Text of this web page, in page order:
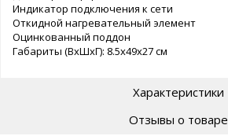
Индикатор подключения к сети
Откидной нагревательный элемент
Оцинкованный поддон
Габариты (ВхШхГ): 8.5х49х27 см
Характеристики
Отзывы о товаре